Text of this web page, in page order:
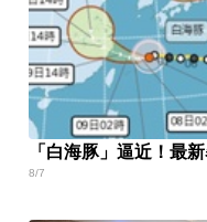
「白海豚」逼近！最
8/7